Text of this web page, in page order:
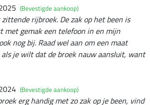
(Bevestigde aankoop)
rijbroek. De zak op het been is
met gemak een telefoon in en mijn
nog bij. Raad wel aan om een maat
je wilt dat de broek nauw aansluit, want
(Bevestigde aankoop)
erg handig met zo zak op je been, vind